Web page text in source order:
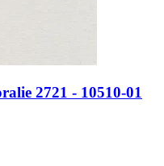
2721 - 10510-01